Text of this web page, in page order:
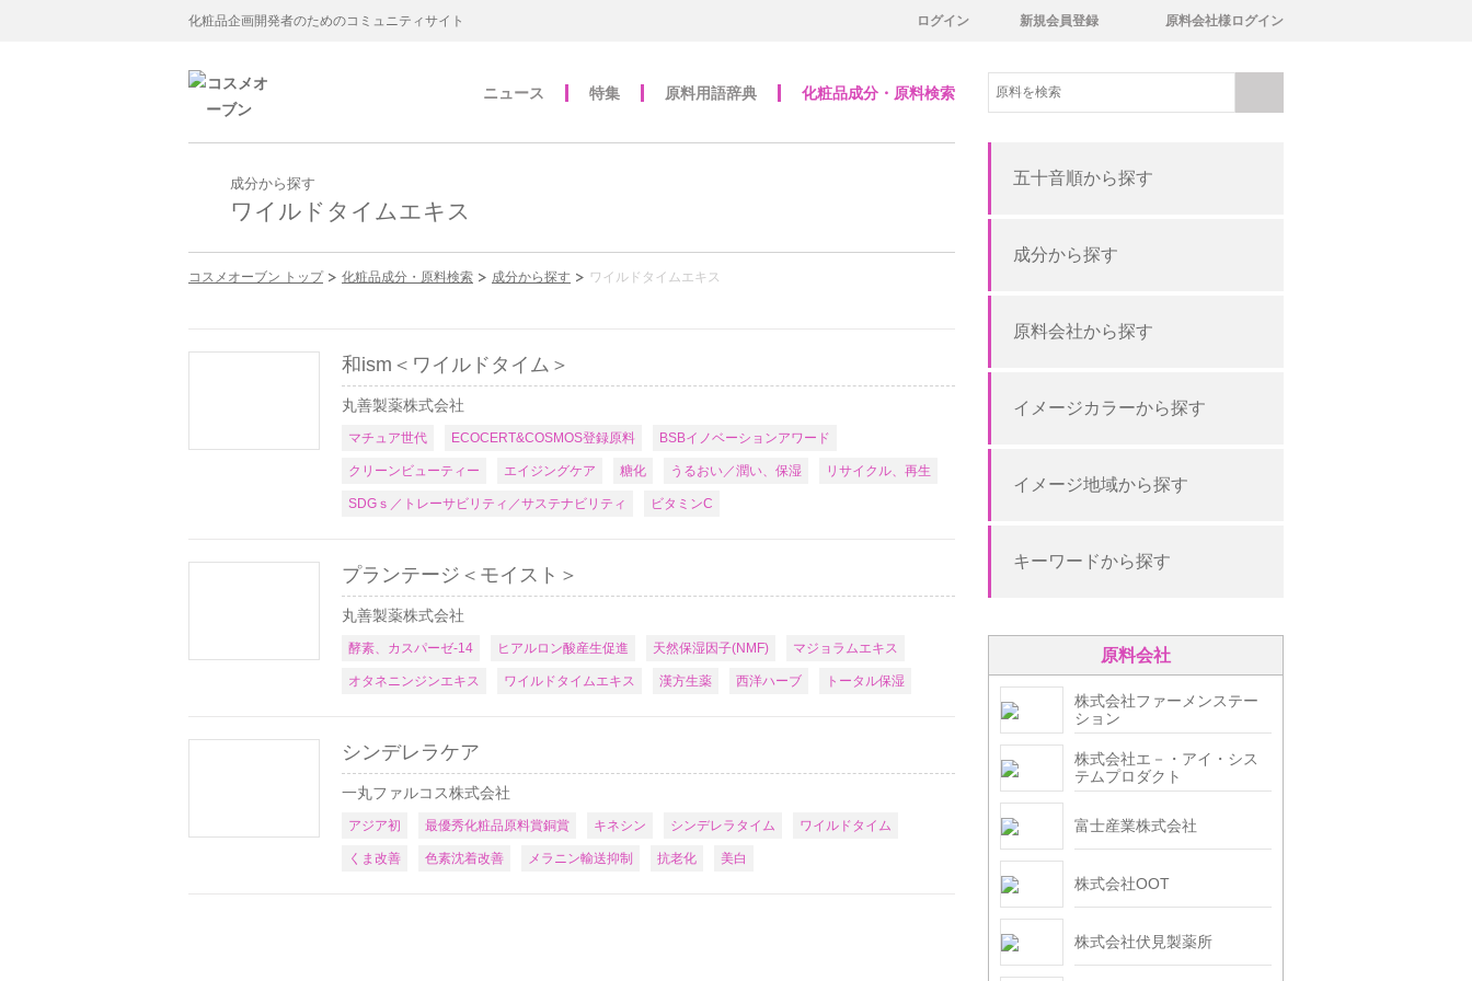
化粧品企画開発者のためのコミュニティサイト ログイン 新規会員登録 原料会社様ログイン
ニュース 特集 原料用語辞典 化粧品成分・原料検索
成分から探す
ワイルドタイムエキス
コスメオーブン トップ 化粧品成分・原料検索 成分から探す ワイルドタイムエキス
和ism＜ワイルドタイム＞
丸善製薬株式会社
マチュア世代 ECOCERT&COSMOS登録原料 BSBイノベーションアワード
クリーンビューティー エイジングケア 糖化 うるおい／潤い、保湿 リサイクル、再生
SDGｓ／トレーサビリティ／サステナビリティ ビタミンC
プランテージ＜モイスト＞
丸善製薬株式会社
酵素、カスパーゼ-14 ヒアルロン酸産生促進 天然保湿因子(NMF) マジョラムエキス
オタネニンジンエキス ワイルドタイムエキス 漢方生薬 西洋ハーブ トータル保湿
シンデレラケア
一丸ファルコス株式会社
アジア初 最優秀化粧品原料賞銅賞 キネシン シンデレラタイム ワイルドタイム
くま改善 色素沈着改善 メラニン輸送抑制 抗老化 美白
五十音順から探す
成分から探す
原料会社から探す
イメージカラーから探す
イメージ地域から探す
キーワードから探す
原料会社
株式会社ファーメンステー
ション
株式会社エ－・アイ・シス
テムプロダクト
富士産業株式会社
株式会社OOT
株式会社伏見製薬所